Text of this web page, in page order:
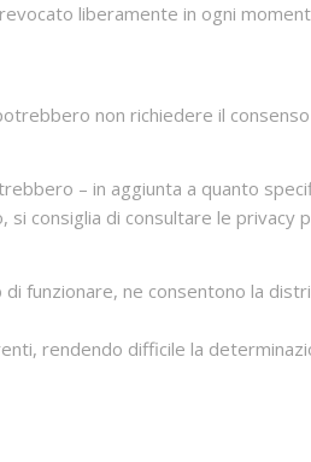
liberamente in ogni
non richiedere il
– in aggiunta a quanto
consiglia di consultare le privacy
funzionare, ne consentono la
rendendo difficile la